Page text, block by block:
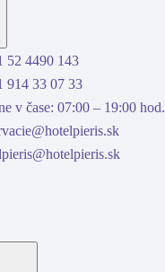
52 4490 143
914 33 07 33
v čase: 07:00 – 19:00 hod.